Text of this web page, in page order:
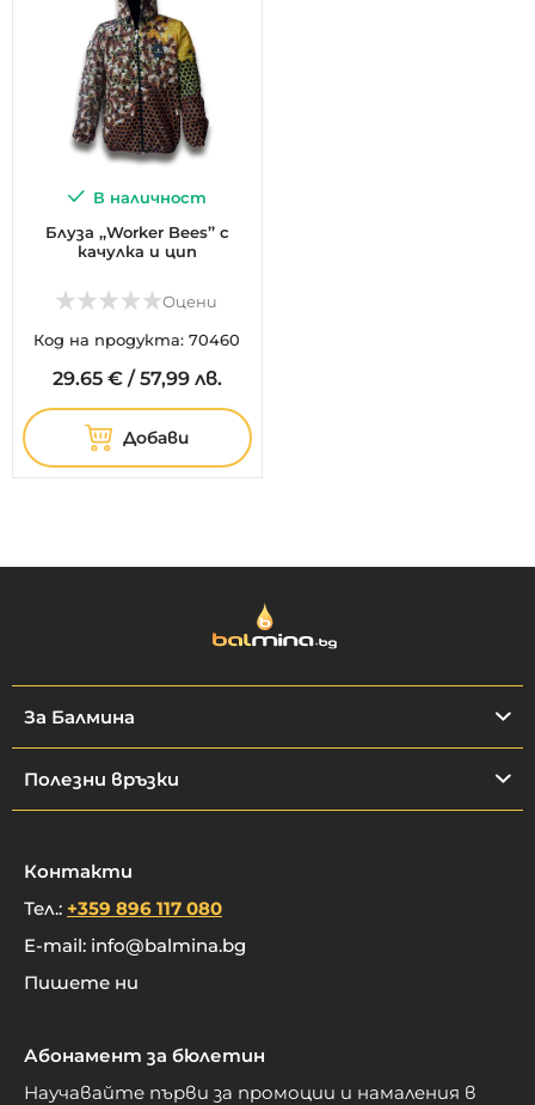
В наличност
Блуза ,,Worker Bees’’ с
качулка и цип
Оцени
Код на продукта: 70460
29.65 €/ 57,99 лв.
Добави
За Балмина
Полезни връзки
Контакти
Тел.: +359 896 117 080
E-mail: info@balmina.bg
Пишете ни
Абонамент за бюлетин
Научавайте първи за промоции и намаления в